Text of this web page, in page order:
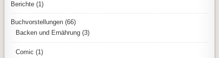
Berichte (1)
Buchvorstellungen (66)
Backen und Ernährung (3)
Comic (1)